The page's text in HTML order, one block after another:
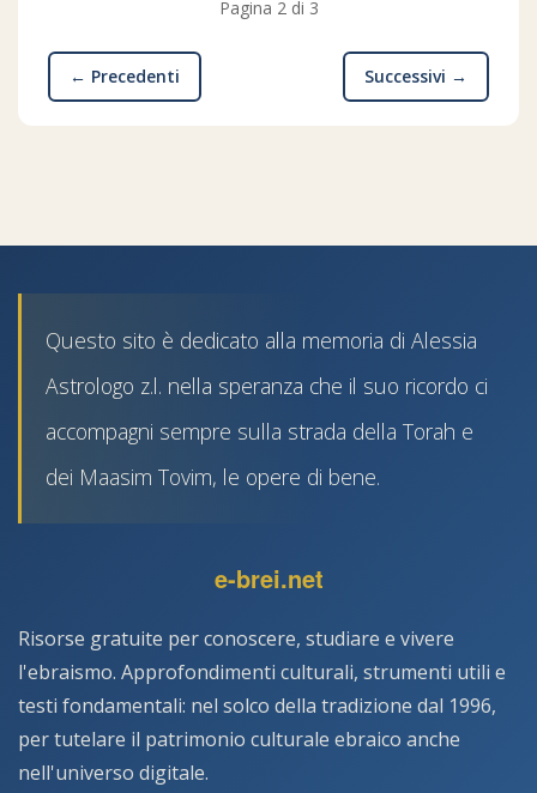
← Precedenti
Pagina 2 di 3
Successivi →
Questo sito è dedicato alla memoria di Alessia
Astrologo z.l. nella speranza che il suo ricordo ci
accompagni sempre sulla strada della Torah e
dei Maasim Tovim, le opere di bene.
e-brei.net
Risorse gratuite per conoscere, studiare e vivere
l'ebraismo. Approfondimenti culturali, strumenti utili e
testi fondamentali: nel solco della tradizione dal 1996,
per tutelare il patrimonio culturale ebraico anche
nell'universo digitale.